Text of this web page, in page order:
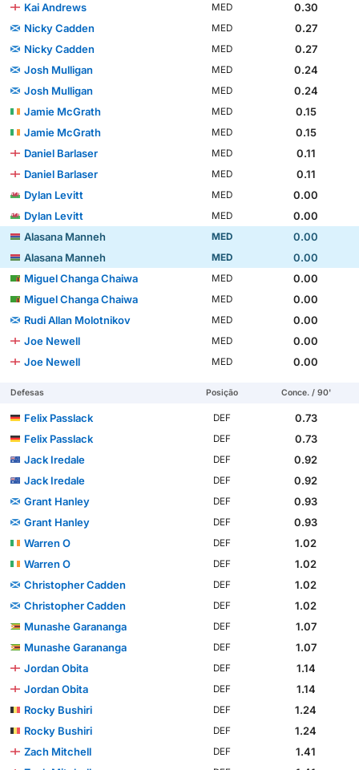
Kai Andrews
MED
0.30
Nicky Cadden
MED
0.27
Nicky Cadden
MED
0.27
Josh Mulligan
MED
0.24
Josh Mulligan
MED
0.24
Jamie McGrath
MED
0.15
Jamie McGrath
MED
0.15
Daniel Barlaser
MED
0.11
Daniel Barlaser
MED
0.11
Dylan Levitt
MED
0.00
Dylan Levitt
MED
0.00
Alasana Manneh
MED
0.00
Alasana Manneh
MED
0.00
Miguel Changa Chaiwa
MED
0.00
Miguel Changa Chaiwa
MED
0.00
Rudi Allan Molotnikov
MED
0.00
Joe Newell
MED
0.00
Joe Newell
MED 0.00
Defesas Posição Conce. / 90'
Felix Passlack DEF
0.73
Felix Passlack
DEF
0.73
Jack Iredale
DEF
0.92
Jack Iredale
DEF
0.92
Grant Hanley
DEF
0.93
Grant Hanley
DEF
0.93
Warren O
DEF
1.02
Warren O
DEF
1.02
Christopher Cadden
DEF
1.02
Christopher Cadden
DEF
1.02
Munashe Garananga
DEF
1.07
Munashe Garananga
DEF
1.07
Jordan Obita
DEF
1.14
Jordan Obita
DEF
1.14
Rocky Bushiri
DEF
1.24
Rocky Bushiri
DEF
1.24
Zach Mitchell
DEF
1.41